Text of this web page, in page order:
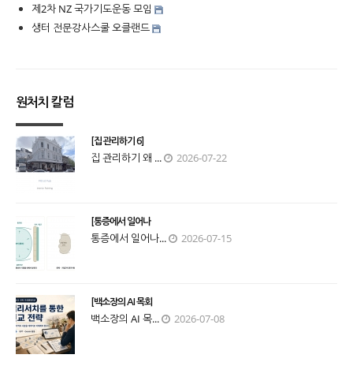
제2차 NZ 국가기도운동 모임
생터 전문강사스쿨 오클랜드
원처치 칼럼
[집 관리하기 6]
집 관리하기 왜 ... 2026-07-22
[통증에서 일어나
통증에서 일어나... 2026-07-15
[백소장의 AI 목회
백소장의 AI 목... 2026-07-08